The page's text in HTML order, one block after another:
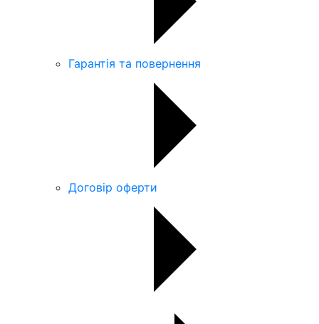
Гарантія та повернення
Договір оферти